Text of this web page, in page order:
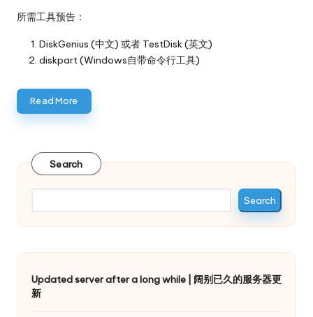
所需工具预告：
DiskGenius (中文) 或者 TestDisk(英文)
diskpart (Windows自带命令行工具)
Read More
Search
Search
Updated server after a long while | 阔别已久的服务器更
新